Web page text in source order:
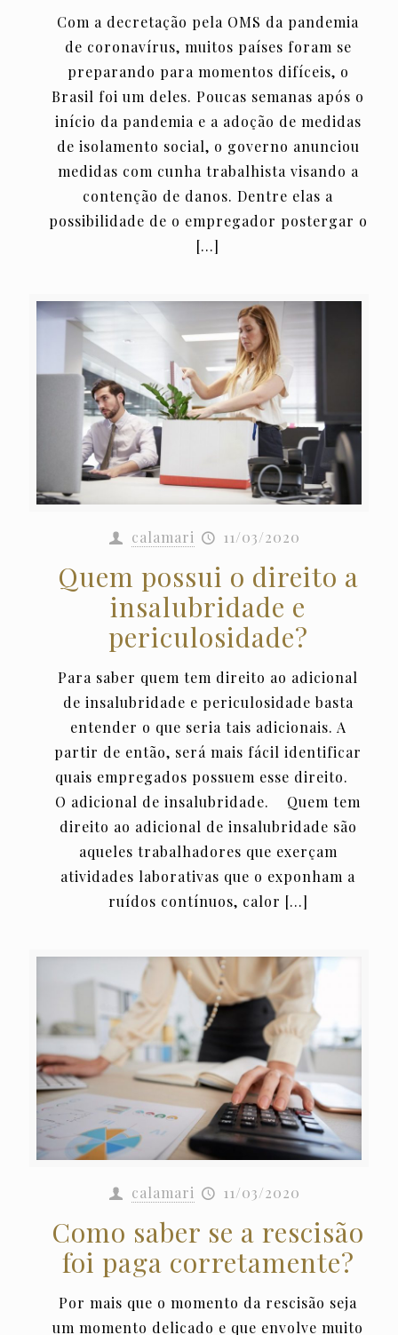
Com a decretação pela OMS da pandemia
de coronavírus, muitos países foram se
preparando para momentos difíceis, o
Brasil foi um deles. Poucas semanas após o
início da pandemia e a adoção de medidas
de isolamento social, o governo anunciou
medidas com cunha trabalhista visando a
contenção de danos. Dentre elas a
possibilidade de o empregador postergar o
[…]
calamari 11/03/2020
Quem possui o direito a
insalubridade e
periculosidade?
Para saber quem tem direito ao adicional
de insalubridade e periculosidade basta
entender o que seria tais adicionais. A
partir de então, será mais fácil identificar
quais empregados possuem esse direito.
O adicional de insalubridade. Quem tem
direito ao adicional de insalubridade são
aqueles trabalhadores que exerçam
atividades laborativas que o exponham a
ruídos contínuos, calor […]
calamari 11/03/2020
Como saber se a rescisão
foi paga corretamente?
Por mais que o momento da rescisão seja
um momento delicado e que envolve muito